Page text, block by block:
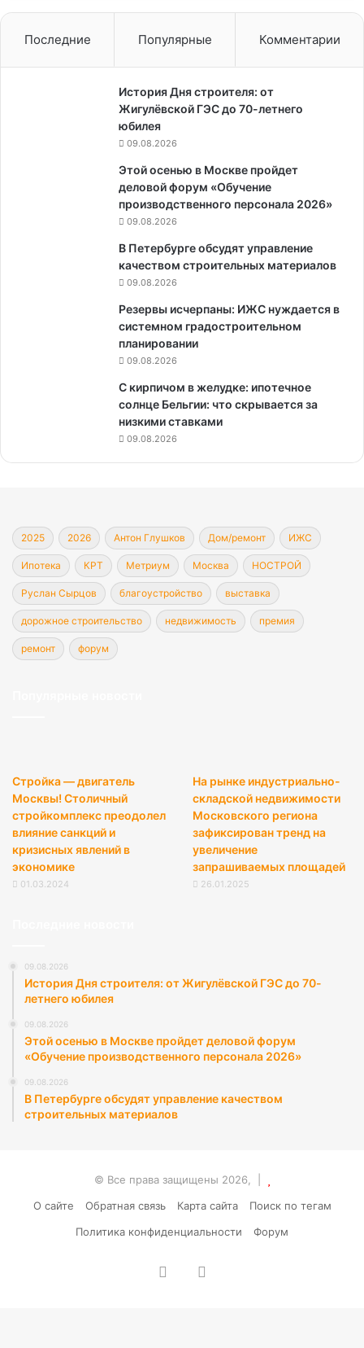
Последние Популярные Комментарии
История Дня строителя: от
Жигулёвской ГЭС до 70-летнего
юбилея
09.08.2026
Этой осенью в Москве пройдет
деловой форум «Обучение
производственного персонала 2026»
09.08.2026
В Петербурге обсудят управление
качеством строительных материалов
09.08.2026
Резервы исчерпаны: ИЖС нуждается в
системном градостроительном
планировании
09.08.2026
С кирпичом в желудке: ипотечное
солнце Бельгии: что скрывается за
низкими ставками
09.08.2026
2025 2026 Антон Глушков Дом/ремонт ИЖС
Ипотека КРТ Метриум Москва НОСТРОЙ
Руслан Сырцов благоустройство выставка
дорожное строительство недвижимость премия
ремонт форум
Стройка — двигатель
Москвы! Столичный
стройкомплекс преодолел
влияние санкций и
кризисных явлений в
экономике
01.03.2024
На рынке индустриально-
складской недвижимости
Московского региона
зафиксирован тренд на
увеличение
запрашиваемых площадей
26.01.2025
09.08.2026
История Дня строителя: от Жигулёвской ГЭС до 70-
летнего юбилея
09.08.2026
Этой осенью в Москве пройдет деловой форум
«Обучение производственного персонала 2026»
09.08.2026
В Петербурге обсудят управление качеством
строительных материалов
© Все права защищены 2026, |
О сайте
Обратная связь Карта сайта
Поиск по тегам
Политика конфиденциальности
Форум
vk.com